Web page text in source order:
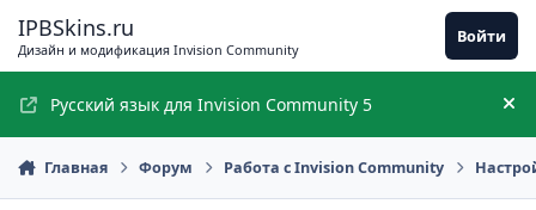
IPBSkins.ru
Дизайн и модификация Invision Community
Войти
Русский язык для Invision Community 5
Главная Форум Работа с Invision Community